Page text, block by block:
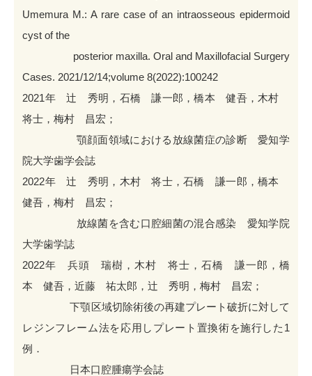
Umemura M.: A rare case of an intraosseous epidermoid
cyst of the
posterior maxilla. Oral and Maxillofacial Surgery
Cases. 2021/12/14;volume 8(2022):100242
2021年 辻 秀明，石橋 謙一郎，橋本 健吾，木村
将士，梅村 昌宏；
顎顔面領域における放線菌症の診断 愛知学
院大学歯学会誌
2022年 辻 秀明，木村 将士，石橋 謙一郎，橋本
健吾，梅村 昌宏；
放線菌を含む口腔細菌の混合感染 愛知学院
大学歯学誌
2022年 兵頭 瑞樹，木村 将士，石橋 謙一郎，橋
本 健吾，近藤 祐太郎，辻 秀明，梅村 昌宏；
下顎区域切除術後の再建プレート破折に対して
レジンフレーム法を応用しプレート置換術を施行した1
例．
日本口腔腫瘍学会誌